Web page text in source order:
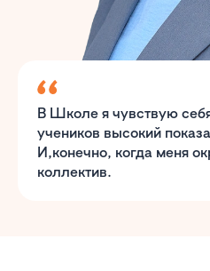
В Школе я чувствую
учеников высокий
И,конечно, когда меня
коллектив.